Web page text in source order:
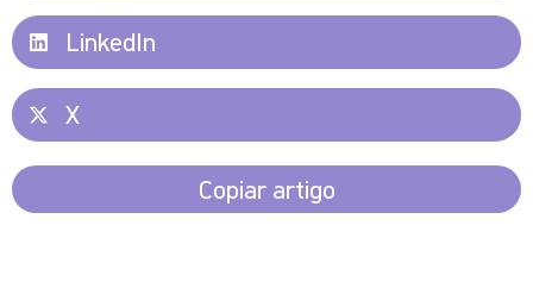
LinkedIn
X
Copiar artigo